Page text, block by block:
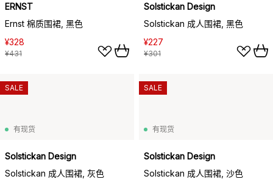
ERNST
Ernst 棉质围裙, 黑色
¥328
¥431
Solstickan Design
Solstickan 成人围裙, 黑色
¥227
¥301
有现货
Solstickan Design
Solstickan 成人围裙, 灰色
SALE
有现货
Solstickan Design
Solstickan 成人围裙, 沙色
SALE